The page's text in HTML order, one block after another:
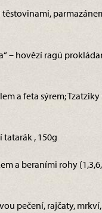
– hovězí ragú
a feta sýrem; Tzatziky
tatarák , 150g
a beraními rohy
pečení, rajčaty,